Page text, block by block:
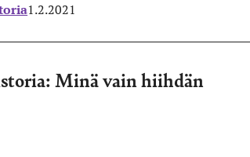
1.2.2021
Minä vain hiihdän